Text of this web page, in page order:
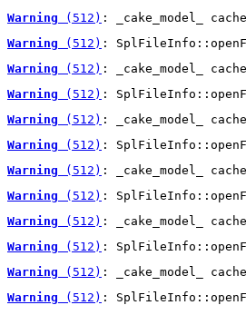
Warning (512) : _cake_model_
Warning (512) :
Warning (512) : _cake_model_
Warning (512) :
Warning (512) : _cake_model_
Warning (512) :
Warning (512) : _cake_model_
Warning (512) :
Warning (512) : _cake_model_
Warning (512) :
Warning (512) : _cake_model_
Warning (512) :